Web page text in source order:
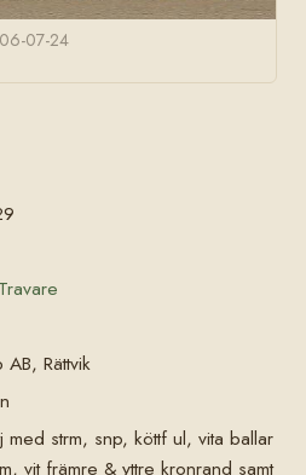
07-24
Rättvik
med strm, snp, köttf ul, vita ballar
vit främre & yttre kronrand samt